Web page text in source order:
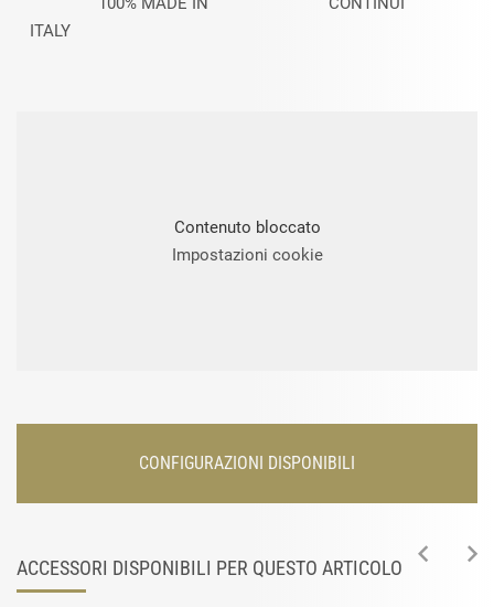
ITALY
Contenuto bloccato
Impostazioni cookie
CONFIGURAZIONI DISPONIBILI
ACCESSORI DISPONIBILI PER QUESTO ARTICOLO